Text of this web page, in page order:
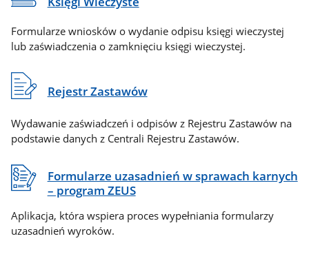
Formularze wniosków o wydanie odpisu księgi wieczystej
lub zaświadczenia o zamknięciu księgi wieczystej.
Rejestr Zastawów
Wydawanie zaświadczeń i odpisów z Rejestru Zastawów na
podstawie danych z Centrali Rejestru Zastawów.
Formularze uzasadnień w sprawach karnych
– program ZEUS
Aplikacja, która wspiera proces wypełniania formularzy
uzasadnień wyroków.